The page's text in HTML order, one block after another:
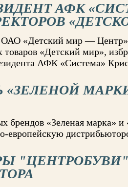
АФК
ОАО «Детский мир —
товаров «Детский мир»,
АФК «Система»
«ЗЕЛЕНОЙ
брендов «Зеленая марка»
европейскую